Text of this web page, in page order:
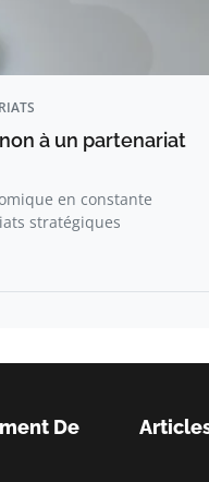
à un partenariat
en constante
stratégiques
De